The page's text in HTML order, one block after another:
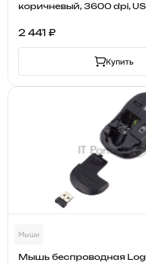
коричневый, 3600 dpi,
2 441 ₽
Купить
Мыши
Мышь беспроводная